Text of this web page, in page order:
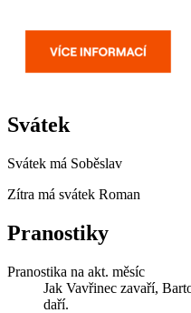
Svátek
Svátek má Soběslav
Zítra má svátek Roman
Pranostiky
Pranostika na akt. měsíc
Jak Vavřinec zavaří,
daří.